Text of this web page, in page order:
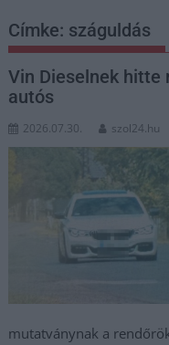
Címke: száguldás
Vin Dieselnek hitte
autós
2026.07.30. szol24.hu
mutatványnak a